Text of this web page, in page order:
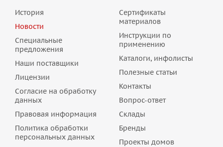
История
Новости
Специальные
предложения
Наши поставщики
Лицензии
Согласие на обработку
данных
Правовая информация
Политика обработки
персональных данных
Сертификаты
материалов
Инструкции по
применению
Каталоги, инфолисты
Полезные статьи
Контакты
Вопрос-ответ
Склады
Бренды
Проекты домов